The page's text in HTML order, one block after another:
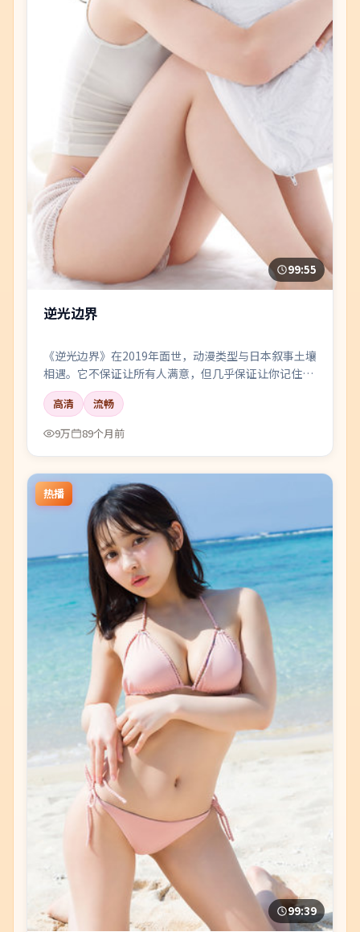
99:55
逆光边界
《逆光边界》在2019年面世，动漫类型与日本叙事土壤
相遇。它不保证让所有人满意，但几乎保证让你记住一
两个镜头、一两句对白，以及散场后心里那点挥之不去
的回声。
高清
流畅
9万
89个月前
热播
99:39